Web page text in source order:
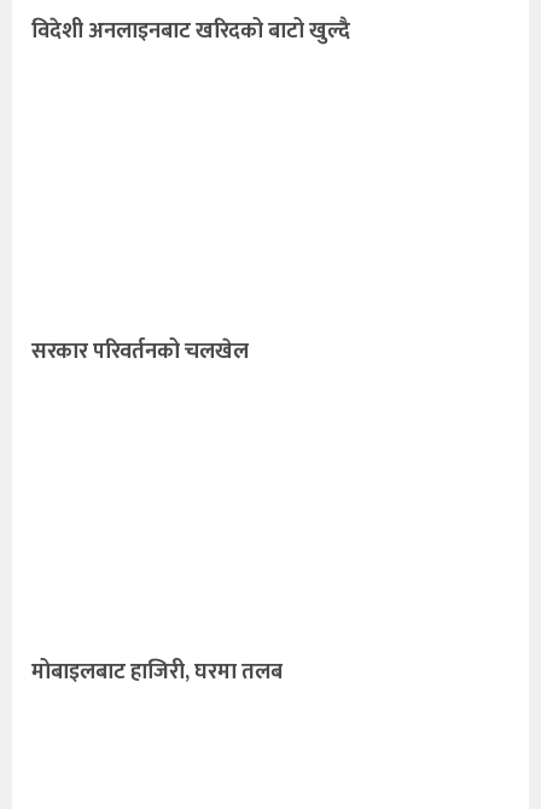
विदेशी अनलाइनबाट खरिदको बाटो खुल्दै
सरकार परिवर्तनको चलखेल
मोबाइलबाट हाजिरी, घरमा तलब